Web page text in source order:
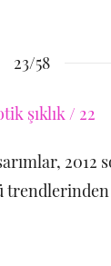
23/58
2012
trendlerinden